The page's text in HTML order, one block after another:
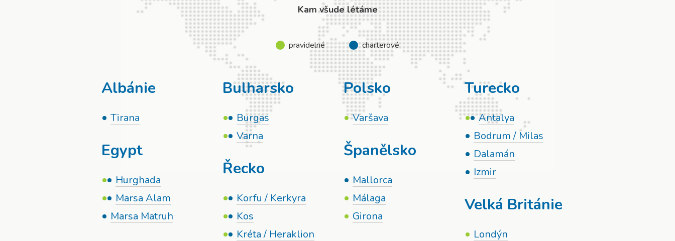
Kam všude létáme
pravidelné charterové
Albánie
Tirana
Egypt
Hurghada
Marsa Alam
Marsa Matruh
Bulharsko
Burgas
Varna
Řecko
Korfu / Kerkyra
Kos
Kréta / Heraklion
Polsko
Varšava
Španělsko
Mallorca
Málaga
Girona
Turecko
Antalya
Bodrum / Milas
Dalamán
Izmir
Velká Británie
Londýn